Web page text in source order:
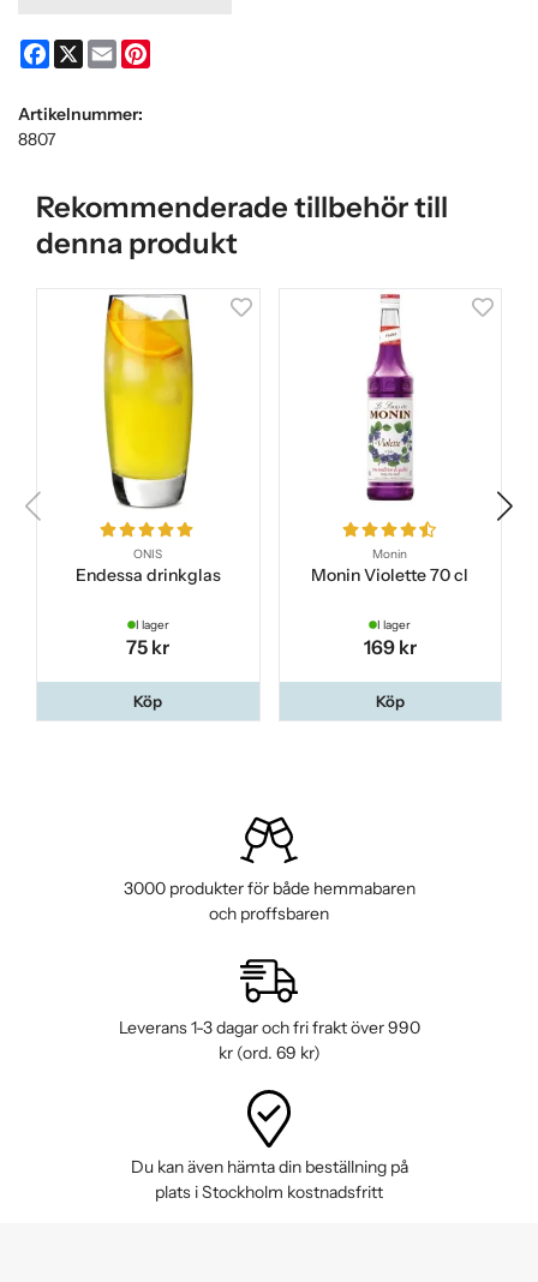
Facebook
X Email
Artikelnummer:
8807
Rekommenderade tillbehör till
denna produkt
ONIS
Endessa drinkglas
I lager
75 kr
Köp
Monin
Monin Violette 70 cl
I lager
169 kr
Köp
3000 produkter för både hemmabaren
och proffsbaren
Leverans 1-3 dagar och fri frakt över 990
kr (ord. 69 kr)
Du kan även hämta din beställning på
plats i Stockholm kostnadsfritt